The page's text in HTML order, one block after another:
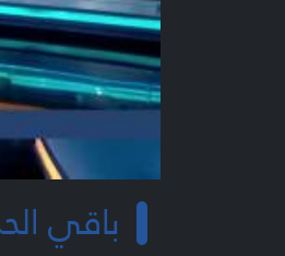
باقي